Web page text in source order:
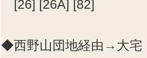
[26] [26A] [82]
◆西野山団地経由→大宅